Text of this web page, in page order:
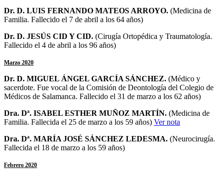
Dr. D. LUIS FERNANDO MATEOS ARROYO. (Medicina de
Familia. Fallecido el 7 de abril a los 64 años)
Dr. D. JESÚS CID Y CID. (Cirugía Ortopédica y Traumatología.
Fallecido el 4 de abril a los 96 años)
Marzo 2020
Dr. D. MIGUEL ÁNGEL GARCÍA SÁNCHEZ. (Médico y
sacerdote. Fue vocal de la Comisión de Deontología del Colegio de
Médicos de Salamanca. Fallecido el 31 de marzo a los 62 años)
Dra. Dª. ISABEL ESTHER MUÑOZ MARTÍN. (Medicina de
Familia. Fallecida el 25 de marzo a los 59 años) Ver nota
Dra. Dª. MARÍA JOSÉ SÁNCHEZ LEDESMA. (Neurocirugía.
Fallecida el 18 de marzo a los 59 años)
Febrero 2020